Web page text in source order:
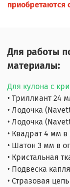
приобретаются
Для работы
материалы:
Для кулона с
• Триллиант 24
• Лодочка
• Лодочка
• Квадрат 4 мм
• Шатон 3 мм в
• Кристальная
• Подвеска
• Стразовая